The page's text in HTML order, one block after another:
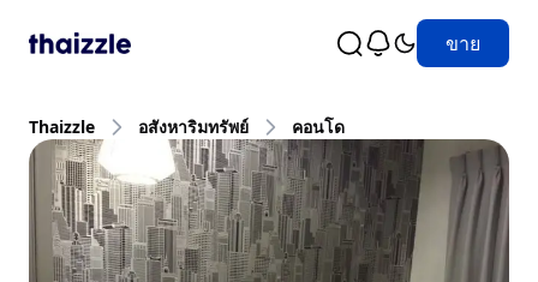
ขาย
Thaizzle อสังหาริมทรัพย์ คอนโด